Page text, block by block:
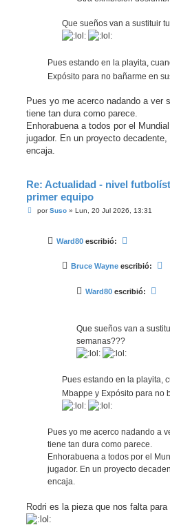
Que sueños van a sustituir
Pues estando en la playita,
Expósito para no bañarme en
Pues yo me acerco nadando a ver
tiene tan dura como parece.
Enhorabuena a todos por el
jugador. En un proyecto
encaja.
Re: Actualidad - nivel
primer equipo
MporSuso» Lun, 20 Jul 2026, 13:31
Ward80 escribió:
Bruce Wayne escribió:
Ward80 escribió:
Que sueños van a
semanas???
Pues estando en la playita,
Mbappe y Expósito para no
Pues yo me acerco nadando a
tiene tan dura como parece.
Enhorabuena a todos por el
jugador. En un proyecto
encaja.
Rodri es la pieza que nos falta